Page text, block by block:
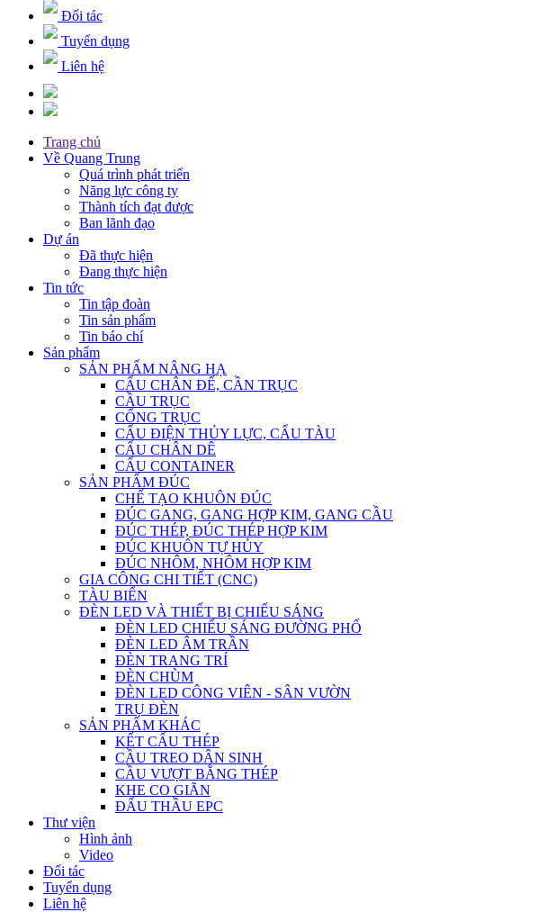
Đối tác
Tuyển dụng
Liên hệ
Trang chủ
Về Quang Trung
Quá trình phát triển
Năng lực công ty
Thành tích đạt được
Ban lãnh đạo
Dự án
Đã thực hiện
Đang thực hiện
Tin tức
Tin tập đoàn
Tin sản phẩm
Tin báo chí
Sản phẩm
SẢN PHẨM NÂNG HẠ
CẨU CHÂN ĐẾ, CẦN TRỤC
CẦU TRỤC
CỔNG TRỤC
CẨU ĐIỆN THỦY LỰC, CẨU TÀU
CẨU CHÂN DÊ
CẨU CONTAINER
SẢN PHẨM ĐÚC
CHẾ TẠO KHUÔN ĐÚC
ĐÚC GANG, GANG HỢP KIM, GANG CẦU
ĐÚC THÉP, ĐÚC THÉP HỢP KIM
ĐÚC KHUÔN TỰ HỦY
ĐÚC NHÔM, NHÔM HỢP KIM
GIA CÔNG CHI TIẾT (CNC)
TÀU BIỂN
ĐÈN LED VÀ THIẾT BỊ CHIẾU SÁNG
ĐÈN LED CHIẾU SÁNG ĐƯỜNG PHỐ
ĐÈN LED ÂM TRẦN
ĐÈN TRANG TRÍ
ĐÈN CHÙM
ĐÈN LED CÔNG VIÊN - SÂN VƯỜN
TRỤ ĐÈN
SẢN PHẨM KHÁC
KẾT CẤU THÉP
CẦU TREO DÂN SINH
CẦU VƯỢT BẰNG THÉP
KHE CO GIÃN
ĐẤU THẦU EPC
Thư viện
Hình ảnh
Video
Đối tác
Tuyển dụng
Liên hệ